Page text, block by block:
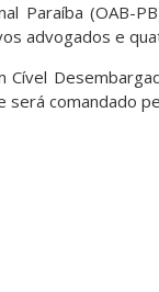
Paraíba (OAB-
advogados e
será comandado